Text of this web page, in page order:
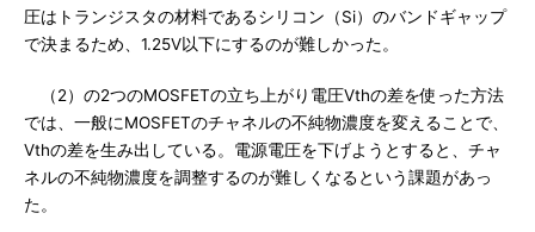
圧はトランジスタの材料であるシリコン（Si）のバンドギャップ
で決まるため、1.25V以下にするのが難しかった。
（2）の2つのMOSFETの立ち上がり電圧Vthの差を使った方法
では、一般にMOSFETのチャネルの不純物濃度を変えることで、
Vthの差を生み出している。電源電圧を下げようとすると、チャ
ネルの不純物濃度を調整するのが難しくなるという課題があっ
た。